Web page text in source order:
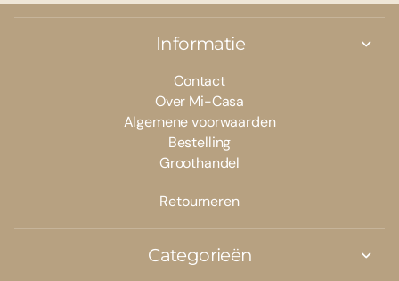
Informatie
Contact
Over Mi-Casa
Algemene voorwaarden
Bestelling
Groothandel
Retourneren
Categorieën